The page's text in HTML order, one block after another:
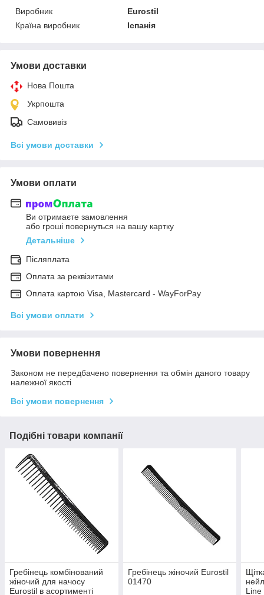
Виробник
Eurostil
Країна виробник
Іспанія
Умови доставки
Нова Пошта
Укрпошта
Самовивіз
Всі умови доставки
Умови оплати
Ви отримаєте замовлення
або гроші повернуться на вашу картку
Детальніше
Післяплата
Оплата за реквізитами
Оплата картою Visa, Mastercard - WayForPay
Всі умови оплати
Умови повернення
Законом не передбачено повернення та обмін даного товару
належної якості
Всі умови повернення
Подібні товари компанії
Гребінець комбінований
жіночий для начосу
Eurostil в асортименті
Гребінець жіночий Eurostil
01470
Line